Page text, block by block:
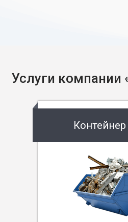
Услуги компании